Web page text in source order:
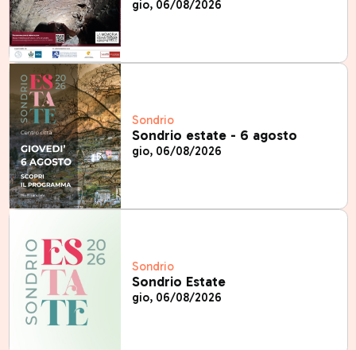
gio, 06/08/2026
Sondrio
Sondrio estate - 6 agosto
gio, 06/08/2026
Sondrio
Sondrio Estate
gio, 06/08/2026